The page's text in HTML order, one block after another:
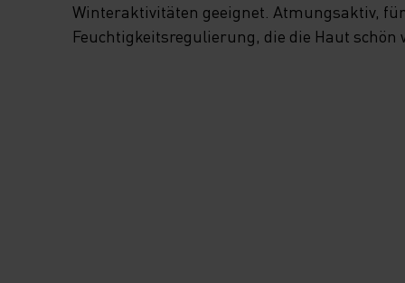
Winteraktivitäten geeignet. Atmungsaktiv,
Feuchtigkeitsregulierung, die die Haut schön